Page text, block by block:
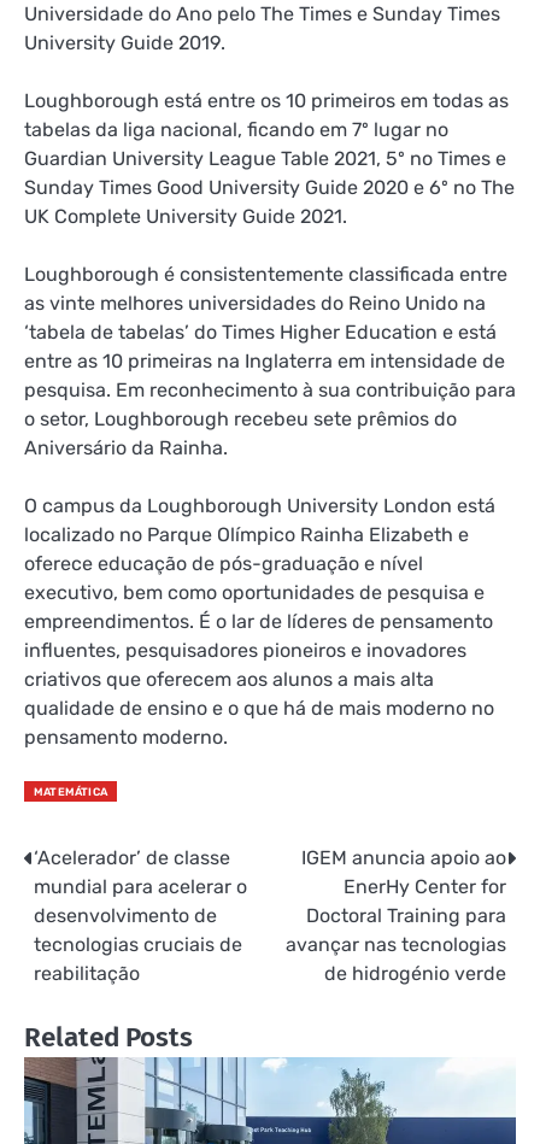
Universidade do Ano pelo The Times e Sunday Times
University Guide 2019.
Loughborough está entre os 10 primeiros em todas as
tabelas da liga nacional, ficando em 7º lugar no
Guardian University League Table 2021, 5º no Times e
Sunday Times Good University Guide 2020 e 6º no The
UK Complete University Guide 2021.
Loughborough é consistentemente classificada entre
as vinte melhores universidades do Reino Unido na
‘tabela de tabelas’ do Times Higher Education e está
entre as 10 primeiras na Inglaterra em intensidade de
pesquisa. Em reconhecimento à sua contribuição para
o setor, Loughborough recebeu sete prêmios do
Aniversário da Rainha.
O campus da Loughborough University London está
localizado no Parque Olímpico Rainha Elizabeth e
oferece educação de pós-graduação e nível
executivo, bem como oportunidades de pesquisa e
empreendimentos. É o lar de líderes de pensamento
influentes, pesquisadores pioneiros e inovadores
criativos que oferecem aos alunos a mais alta
qualidade de ensino e o que há de mais moderno no
pensamento moderno.
MATEMÁTICA
Navegação
de
Post
‘Acelerador’ de classe
mundial para acelerar o
desenvolvimento de
tecnologias cruciais de
reabilitação
IGEM anuncia apoio ao
EnerHy Center for
Doctoral Training para
avançar nas tecnologias
de hidrogénio verde
Related Posts